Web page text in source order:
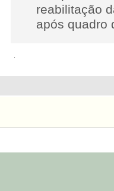
reabilitação
após quadro